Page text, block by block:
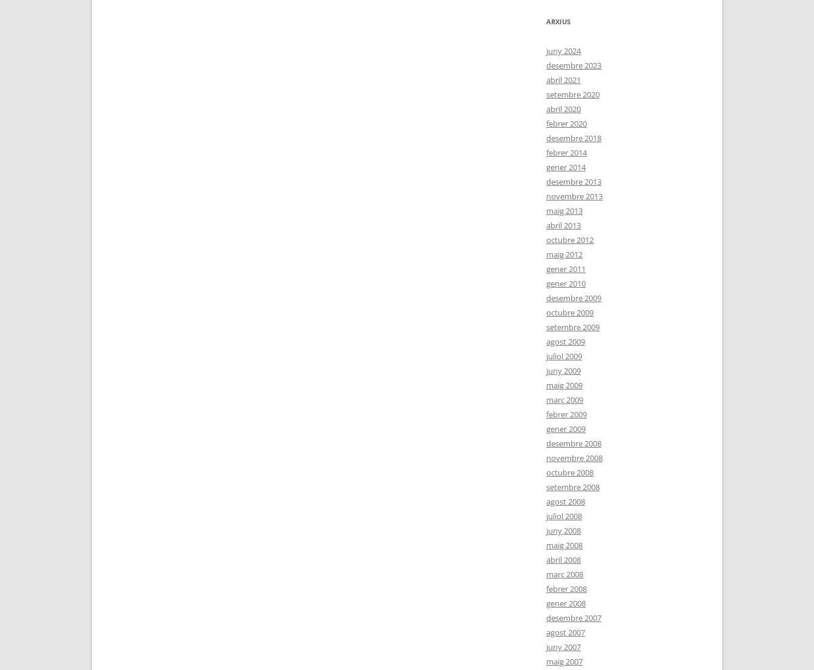
ARXIUS
juny 2024
desembre 2023
abril 2021
setembre 2020
abril 2020
febrer 2020
desembre 2018
febrer 2014
gener 2014
desembre 2013
novembre 2013
maig 2013
abril 2013
octubre 2012
maig 2012
gener 2011
gener 2010
desembre 2009
octubre 2009
setembre 2009
agost 2009
juliol 2009
juny 2009
maig 2009
març 2009
febrer 2009
gener 2009
desembre 2008
novembre 2008
octubre 2008
setembre 2008
agost 2008
juliol 2008
juny 2008
maig 2008
abril 2008
març 2008
febrer 2008
gener 2008
desembre 2007
agost 2007
juny 2007
maig 2007